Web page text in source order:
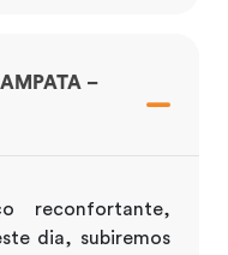
–
reconfortante,
dia, subiremos